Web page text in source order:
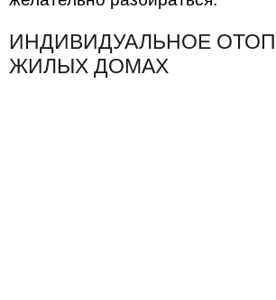
ИНДИВИДУАЛЬНОЕ
ЖИЛЫХ ДОМАХ